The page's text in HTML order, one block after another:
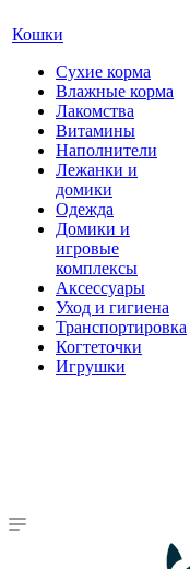
Кошки
Сухие корма
Влажные корма
Лакомства
Витамины
Наполнители
Лежанки и
домики
Одежда
Домики и
игровые
комплексы
Аксессуары
Уход и гигиена
Транспортировка
Когтеточки
Игрушки